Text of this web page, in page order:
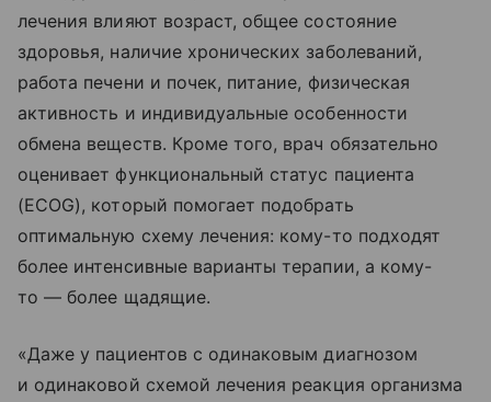
лечения влияют возраст, общее состояние
здоровья, наличие хронических заболеваний,
работа печени и почек, питание, физическая
активность и индивидуальные особенности
обмена веществ. Кроме того, врач обязательно
оценивает функциональный статус пациента
(ECOG), который помогает подобрать
оптимальную схему лечения: кому-то подходят
более интенсивные варианты терапии, а кому-
то — более щадящие.
«Даже у пациентов с одинаковым диагнозом
и одинаковой схемой лечения реакция организма